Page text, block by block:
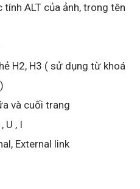
ALT của ảnh, trong tên
H2, H3 ( sử dụng từ khoá
và cuối trang
U , I
External link